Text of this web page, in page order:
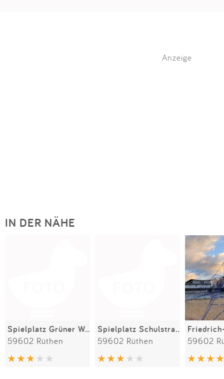
Anzeige
IN DER NÄHE
Spielplatz Grüner Weg
59602 Rüthen
Spielplatz Schulstraße
59602 Rüthen 59602